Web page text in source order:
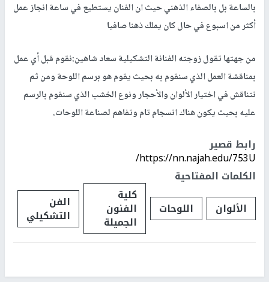
بالساعة بل بالصفاء الذهني حيث ان الفنان يستطيع في ساعة انجاز عمل
أكثر من اسبوع في حال كان يملك ذهنا صافيا
من جهتها تقول زوجته الفنانة التشكيلية سعاد شاهين:نقوم قبل أي عمل
بمناقشة العمل الذي سنقوم به بحيث يقوم هو برسم اللوحة ومن ثم
نتناقش في اختيار الألوان والأحجار ونوع الخشب الذي سنقوم بالرسم
عليه بحيث يكون هناك انسجام تام وتفاهم لصناعة اللوحات.
رابط قصير
https://nn.najah.edu/753U/
الكلمات المفتاحية
الألوان
اللوحات
كلية
الفنون
الجميلة
الفن
التشكيلي